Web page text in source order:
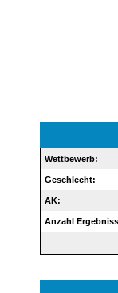
Wettbewerb:
Geschlecht:
AK:
Anzahl